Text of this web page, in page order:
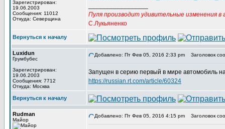
Зарегистрирован:
19.06.2003
Сообщения: 11012
Откуда: Северщина
Пуля производит удивительные изменения в
С.Лукьяненко
Вернуться к началу
Luxidun
Грумбубес
Зарегистрирован:
19.06.2003
Сообщения: 7712
Откуда: Москва
Добавлено: Пт Фев 05, 2016 2:33 pm Заголовок
Запущен в серию первый в мире автомобиль
https://russian.rt.com/article/60324
Вернуться к началу
Rudman
Майор
Добавлено: Пт Фев 05, 2016 4:15 pm Заголовок